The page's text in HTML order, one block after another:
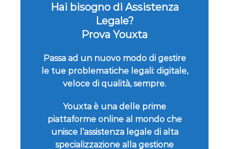
Hai bisogno di Assistenza
Legale?
Prova Youxta
Passa ad un nuovo modo di gestire
le tue problematiche legali: digitale,
veloce di qualità, sempre.
Youxta è una delle prime
piattaforme online al mondo che
unisce l’assistenza legale di alta
specializzazione alla gestione